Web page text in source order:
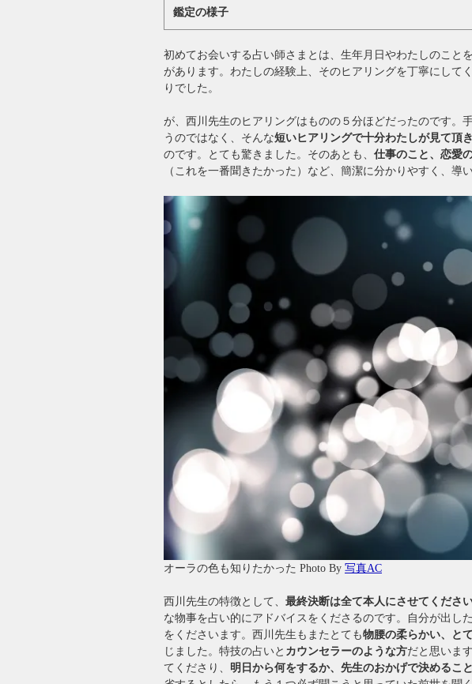
鑑定の様子
初めてお会いする占い師さまとは、生年月日やわたしのこと
があります。わたしの経験上、そのヒアリングを丁寧にして
りでした。
が、西川先生のヒアリングはものの５分ほどだったのです。
うのではなく、そんな短いヒアリングで十分わたしが見て頂
のです。とても驚きました。そのあとも、 仕事のこと、恋愛
（これを一番聞きたかった）など、簡潔に分かりやすく、導
オーラの色も知りたかった Photo By 写真AC
西川先生の特徴として、 最終決断は全て本人にさせてください
な物事を占い的にアドバイスをくださるのです。自分が出し
をくださいます。西川先生もまたとても物腰の柔らかい、と
じました。特技の占いと カウンセラーのような方だと思いま
てくださり、 明日から何をするか、先生のおかげで決めるこ